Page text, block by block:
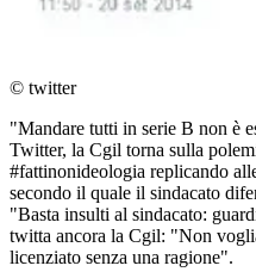
© twitter
"Mandare tutti in serie B non è
Twitter, la Cgil torna sulla
#fattinonideologia replicando
secondo il quale il sindacato
"Basta insulti al sindacato:
twitta ancora la Cgil: "Non
licenziato senza una ragione".